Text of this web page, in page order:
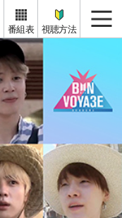
番組表 視聴方法